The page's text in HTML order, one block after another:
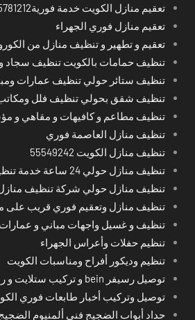
تعقيم منازل الكويت خدمة فورية65781212
تعقيم منازل فوري الجهراء
تعقيم و تطهير و تنظيف منازل من
تنظيف حمامات بالكويت تنظيف سجاد
تنظيف ستائر حولي تنظيف عمارات
تنظيف شقق بحولي تنظيف فلل
تنظيف مطاعم و كافيهات و مقاهي و
تنظيف منازل العاصمة فوري
تنظيف منازل الكويت 55549242
تنظيف منازل حولي 24 ساعة خدمة تنظيف المساجد في حولي
تنظيف منازل حولي شركة تنظيف
تنظيف منازل وتعقيم فوري قريب على
تنظيف و غسيل واجهات مباني و عمارات
تنظيم حفلات وأعراس الجهراء
تنظيم وديكور أفراح ومناسبات الكويت
توصيل رسيفر bein و تركيب ستلايت و رسيفرات في الكويت
توصيل وتركيب أخبار طابعات فوري
حداد أبواب الضجيج فني ألمنيوم